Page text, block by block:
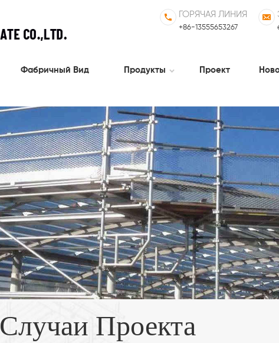
ГОРЯЧАЯ ЛИНИЯ
+86-13555653267
Фабричный Вид Продукты Проект
Случаи Проекта